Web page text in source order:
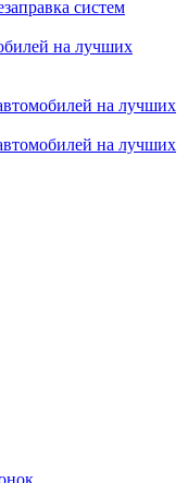
систем
на лучших
на лучших
на лучших